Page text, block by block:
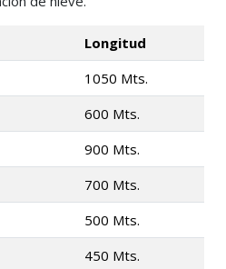
Longitud
1050 Mts.
600 Mts.
900 Mts.
700 Mts.
500 Mts.
450 Mts.